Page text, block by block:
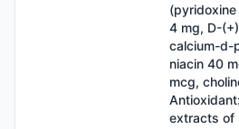
4 mg, D-
calcium-d-
niacin 40
mcg,
extracts of